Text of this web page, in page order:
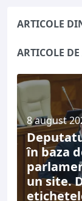
8 august
în baza
un site.